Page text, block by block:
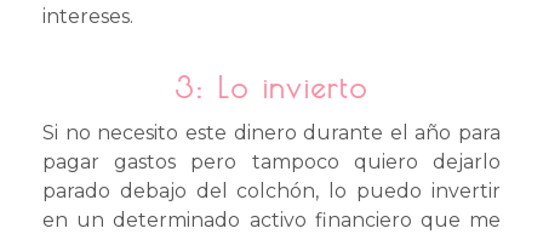
intereses.
3: Lo invierto
Si no necesito este dinero durante el año para
pagar gastos pero tampoco quiero dejarlo
parado debajo del colchón, lo puedo invertir
en un determinado activo financiero que me